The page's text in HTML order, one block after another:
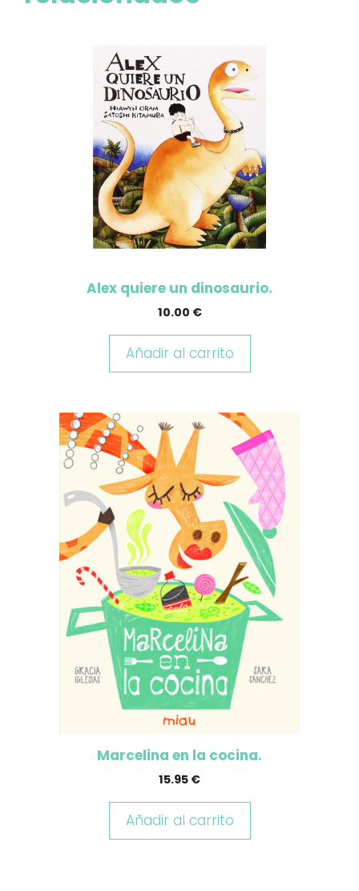
Alex quiere un dinosaurio.
10.00 €
Añadir al carrito
Marcelina en la cocina.
15.95 €
Añadir al carrito